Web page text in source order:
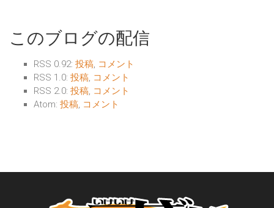
このブログの配信
RSS 0.92: 投稿, コメント
RSS 1.0: 投稿, コメント
RSS 2.0: 投稿, コメント
Atom: 投稿, コメント